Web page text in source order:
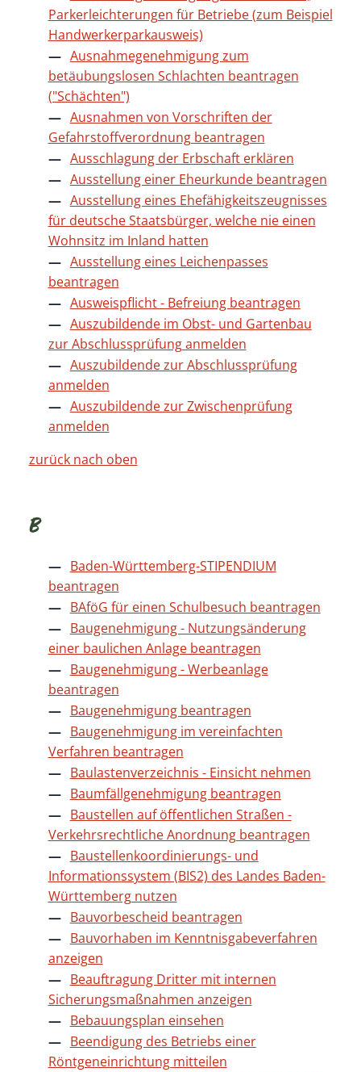
Parkerleichterungen für Betriebe (zum Beispiel
Handwerkerparkausweis)
Ausnahmegenehmigung zum
betäubungslosen Schlachten beantragen
("Schächten")
Ausnahmen von Vorschriften der
Gefahrstoffverordnung beantragen
Ausschlagung der Erbschaft erklären
Ausstellung einer Eheurkunde beantragen
Ausstellung eines Ehefähigkeitszeugnisses
für deutsche Staatsbürger, welche nie einen
Wohnsitz im Inland hatten
Ausstellung eines Leichenpasses
beantragen
Ausweispflicht - Befreiung beantragen
Auszubildende im Obst- und Gartenbau
zur Abschlussprüfung anmelden
Auszubildende zur Abschlussprüfung
anmelden
Auszubildende zur Zwischenprüfung
anmelden
zurück nach oben
B
Baden-Württemberg-STIPENDIUM
beantragen
BAföG für einen Schulbesuch beantragen
Baugenehmigung - Nutzungsänderung
einer baulichen Anlage beantragen
Baugenehmigung - Werbeanlage
beantragen
Baugenehmigung beantragen
Baugenehmigung im vereinfachten
Verfahren beantragen
Baulastenverzeichnis - Einsicht nehmen
Baumfällgenehmigung beantragen
Baustellen auf öffentlichen Straßen -
Verkehrsrechtliche Anordnung beantragen
Baustellenkoordinierungs- und
Informationssystem (BIS2) des Landes Baden-
Württemberg nutzen
Bauvorbescheid beantragen
Bauvorhaben im Kenntnisgabeverfahren
anzeigen
Beauftragung Dritter mit internen
Sicherungsmaßnahmen anzeigen
Bebauungsplan einsehen
Beendigung des Betriebs einer
Röntgeneinrichtung mitteilen